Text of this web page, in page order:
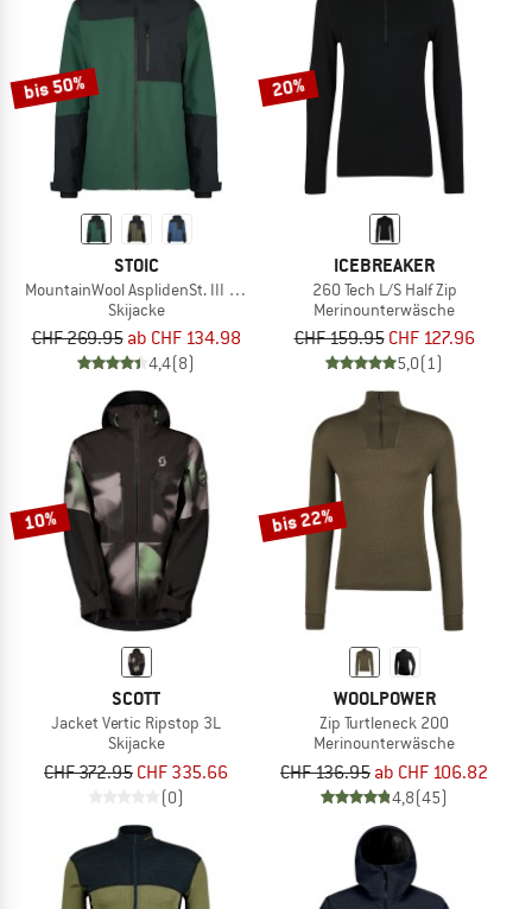
bis 50%
STOIC
MountainWool AsplidenSt. III Ski Jacket
Skijacke
CHF 269.95 ab CHF 134.98
4,4(8)
20%
ICEBREAKER
260 Tech L/S Half Zip
Merinounterwäsche
CHF 159.95 CHF 127.96
5,0(1)
10%
SCOTT
Jacket Vertic Ripstop 3L
Skijacke
CHF 372.95 CHF 335.66
(0)
bis 22%
WOOLPOWER
Zip Turtleneck 200
Merinounterwäsche
CHF 136.95 ab CHF 106.82
4,8(45)